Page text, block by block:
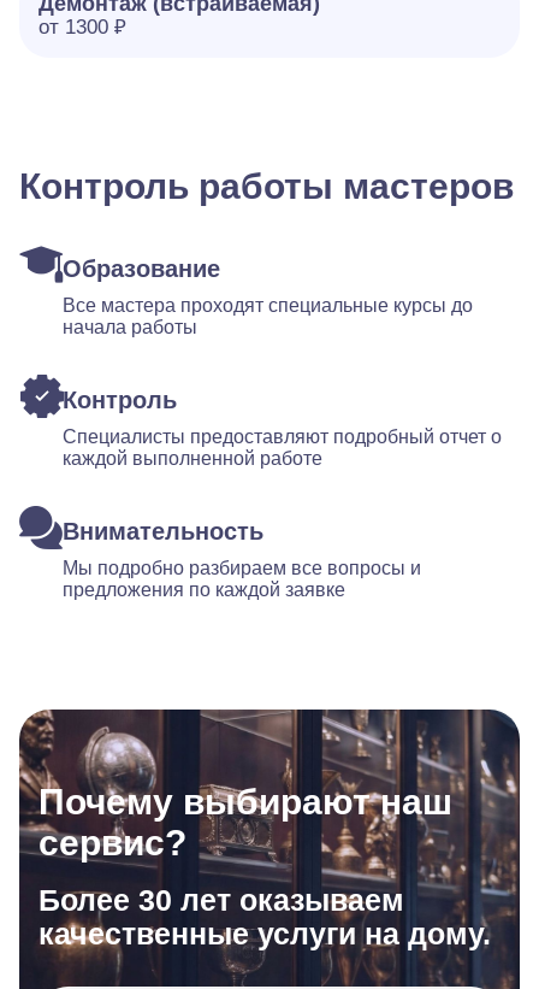
от 1300 ₽
Контроль работы мастеров
Образование
Все мастера проходят специальные курсы до
начала работы
Контроль
Специалисты предоставляют подробный отчет о
каждой выполненной работе
Внимательность
Мы подробно разбираем все вопросы и
предложения по каждой заявке
Почему выбирают наш
сервис?
Более 30 лет оказываем
качественные услуги на дому.